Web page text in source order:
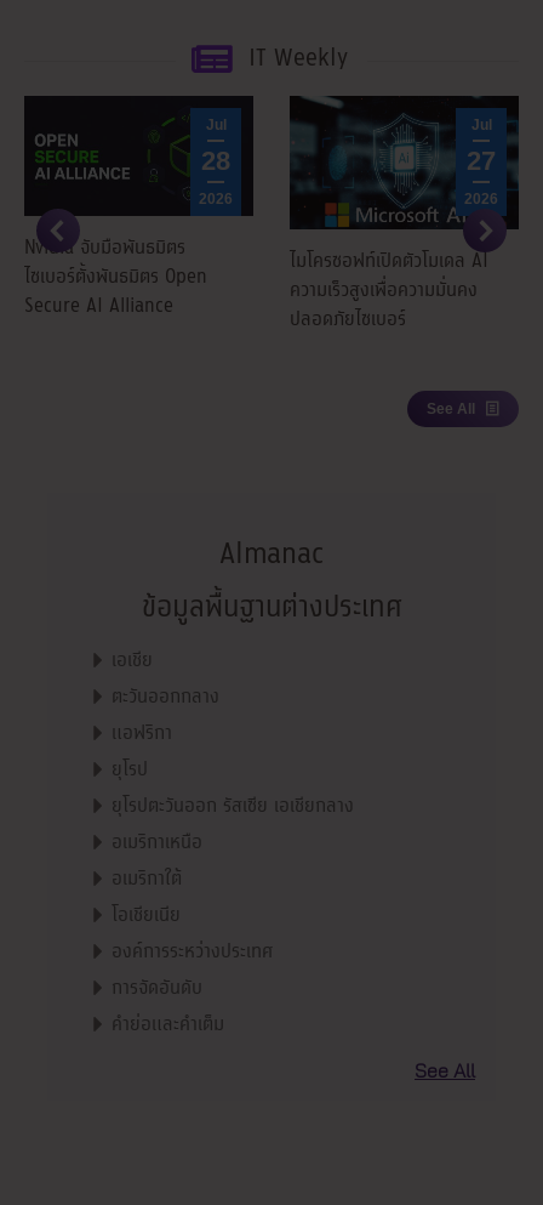
IT Weekly
Jul
28
2026
Nvidia จับมือพันธมิตร
ไซเบอร์ตั้งพันธมิตร Open
Secure AI Alliance
Jul
27
2026
ไมโครซอฟท์เปิดตัวโมเดล AI
ความเร็วสูงเพื่อความมั่นคง
ปลอดภัยไซเบอร์
See All
Almanac
ข้อมูลพื้นฐานต่างประเทศ
เอเชีย
ตะวันออกกลาง
แอฟริกา
ยุโรป
ยุโรปตะวันออก รัสเซีย เอเชียกลาง
อเมริกาเหนือ
อเมริกาใต้
โอเชียเนีย
องค์การระหว่างประเทศ
การจัดอันดับ
คำย่อและคำเต็ม
See All